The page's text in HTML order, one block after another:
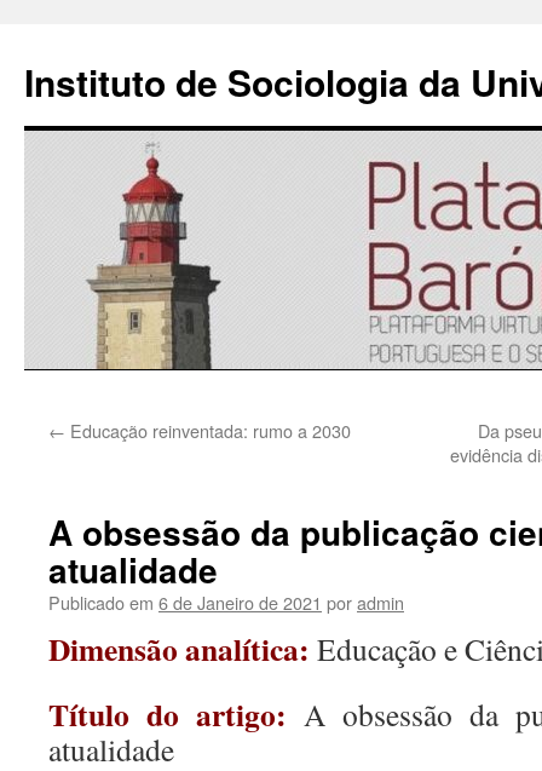
Instituto de Sociologia da
para
conteúdo
← Educação reinventada: rumo a 2030
Da
evidência
A obsessão da publicação
atualidade
Publicado em 6 de Janeiro de 2021 poradmin
Dimensão analítica: Educação e
Título do artigo: A obsessão da
atualidade